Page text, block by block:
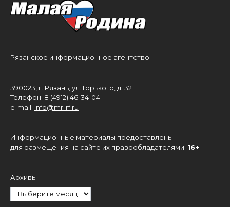
Рязанское информационное агентство
390023, г. Рязань, ул. Горького, д. 32
Телефон: 8 (4912) 46-34-04
e-mail: info@mr-rf.ru
Информационные материалы предоставлены
для размещения на сайте их правообладателями. 16+
Архивы